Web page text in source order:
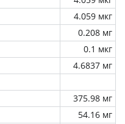
4.059 мкг
0.208 мг
0.1 мкг
4.6837 мг
375.98 мг
54.16 мг